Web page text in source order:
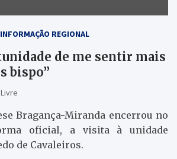
INFORMAÇÃO REGIONAL
de me sentir mais
bispo”
Bragança-Miranda encerrou no
oficial, a visita à unidade
de Cavaleiros.